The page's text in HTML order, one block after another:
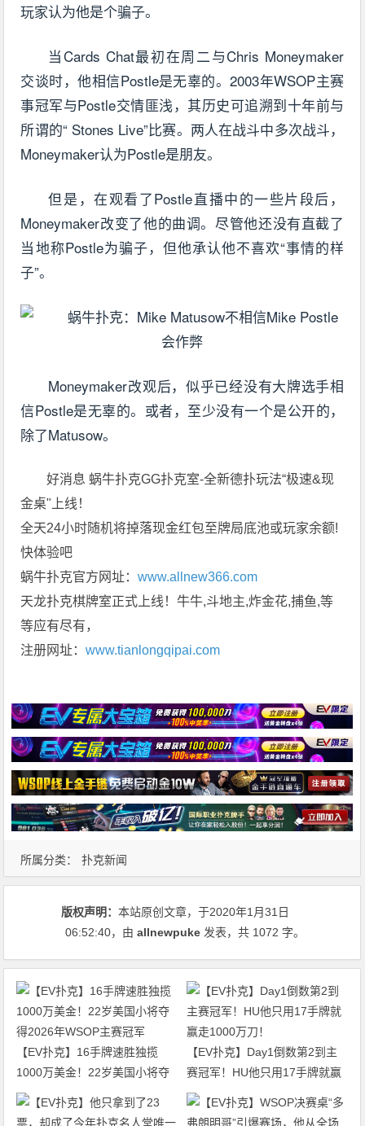
玩家认为他是个骗子。
当Cards Chat最初在周二与Chris Moneymaker
交谈时，他相信Postle是无辜的。2003年WSOP主赛
事冠军与Postle交情匪浅，其历史可追溯到十年前与
所谓的“ Stones Live”比赛。两人在战斗中多次战斗，
Moneymaker认为Postle是朋友。
但是，在观看了Postle直播中的一些片段后，
Moneymaker改变了他的曲调。尽管他还没有直截了
当地称Postle为骗子，但他承认他不喜欢“事情的样
子”。
Moneymaker改观后，似乎已经没有大牌选手相
信Postle是无辜的。或者，至少没有一个是公开的，
除了Matusow。
好消息 蜗牛扑克GG扑克室-全新德扑玩法“极速&现
金桌"上线！
全天24小时随机将掉落现金红包至牌局底池或玩家余额!
快体验吧
蜗牛扑克官方网址：www.allnew366.com
天龙扑克棋牌室正式上线！牛牛,斗地主,炸金花,捕鱼,等
等应有尽有，
注册网址：www.tianlongqipai.com
所属分类： 扑克新闻
版权声明：本站原创文章，于2020年1月31日
06:52:40，由allnewpuke 发表，共 1072 字。
【EV扑克】16手牌速胜独揽
1000万美金！22岁美国小将夺
得2026年WSOP主赛冠军
【EV扑克】Day1倒数第2到主
赛冠军！HU他只用17手牌就赢
走1000万刀！